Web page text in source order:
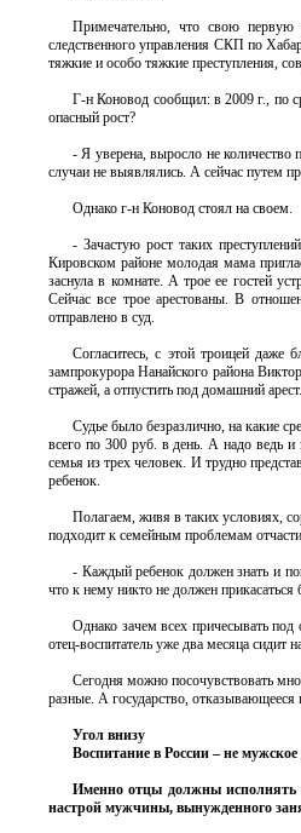
Примечательно, что свою первую
следственного управления СКП по
тяжкие и особо тяжкие преступления,
Г-н Коновод сообщил: в 2009 г., по
опасный рост?
- Я уверена, выросло не количество
случаи не выявлялись. А сейчас путем
Однако г-н Коновод стоял на своем.
- Зачастую рост таких
Кировском районе молодая мама
заснула в комнате. А трое ее гостей
Сейчас все трое арестованы. В
отправлено в суд.
Согласитесь, с этой троицей
зампрокурора Нанайского района
стражей, а отпустить под домашний
Судье было безразлично, на какие
всего по 300 руб. в день. А надо ведь и
семья из трех человек. И трудно
ребенок.
Полагаем, живя в таких условиях,
подходит к семейным проблемам
- Каждый ребенок должен знать и
что к нему никто не должен
Однако зачем всех причесывать
отец-воспитатель уже два месяца сидит
Сегодня можно посочувствовать
разные. А государство,
Угол внизу
Воспитание в России – не мужское
Именно отцы должны исполнять
настрой мужчины, вынужденного